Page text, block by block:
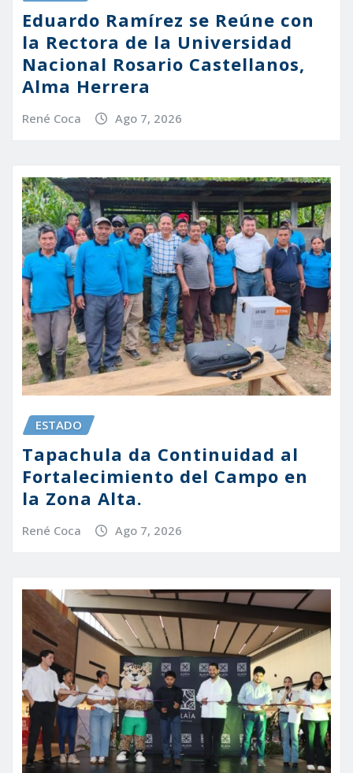
Eduardo Ramírez se Reúne con
la Rectora de la Universidad
Nacional Rosario Castellanos,
Alma Herrera
René Coca Ago 7, 2026
ESTADO
Tapachula da Continuidad al
Fortalecimiento del Campo en
la Zona Alta.
René Coca Ago 7, 2026